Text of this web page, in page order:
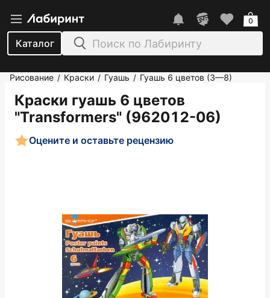
Каталог
0
Рисование / Краски / Гуашь / Гуашь 6 цветов (3—8)
Краски гуашь 6 цветов
"Transformers" (962012-06)
Оцените и оставьте рецензию